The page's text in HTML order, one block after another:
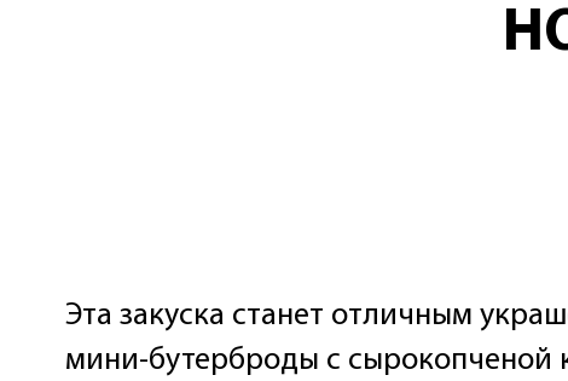
Эта закуска станет отличным
мини-бутерброды с сырокопченой